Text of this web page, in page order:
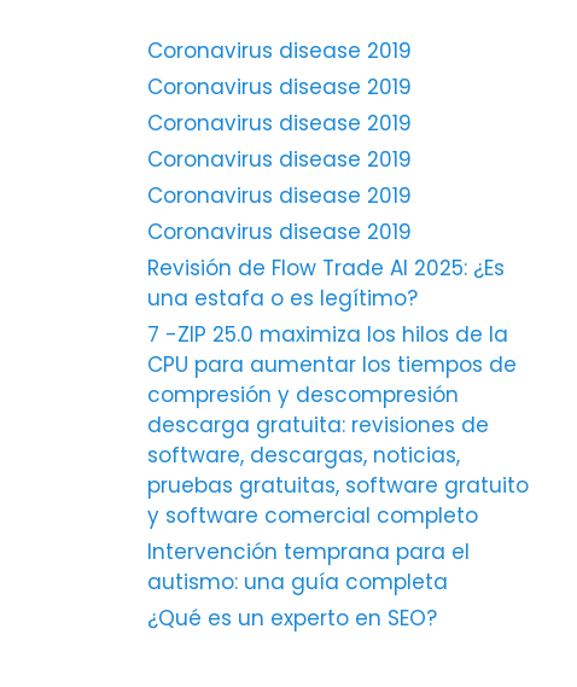
Coronavirus disease 2019
Coronavirus disease 2019
Coronavirus disease 2019
Coronavirus disease 2019
Coronavirus disease 2019
Coronavirus disease 2019
Revisión de Flow Trade AI 2025: ¿Es
una estafa o es legítimo?
7 -ZIP 25.0 maximiza los hilos de la
CPU para aumentar los tiempos de
compresión y descompresión
descarga gratuita: revisiones de
software, descargas, noticias,
pruebas gratuitas, software gratuito
y software comercial completo
Intervención temprana para el
autismo: una guía completa
¿Qué es un experto en SEO?